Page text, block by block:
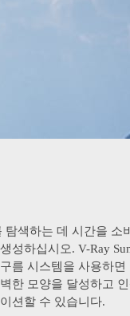
색하는 데 시간을 소
성하십시오. V-Ray
름 시스템을 사용하면
한 모양을 달성하고
션할 수 있습니다.